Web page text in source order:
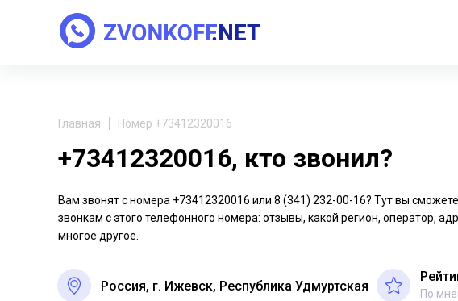
Главная Номер +73412320016
+73412320016, кто звонил?
Вам звонят с номера +73412320016 или 8 (341) 232-00-16? Тут вы
звонкам с этого телефонного номера: отзывы, какой регион, оператор,
многое другое.
Россия, г. Ижевск, Республика Удмуртская По